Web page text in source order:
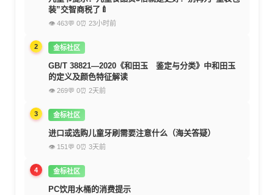
装”交智商税了🍼
👁 463💬 0⏰ 23小时前
2 金标社区
GB/T 38821—2020《和田玉 鉴定与分类》中和田玉
的定义及颜色特征解读
👁 269💬 0⏰ 2天前
3 金标社区
进口或选购儿童牙刷需要注意什么（海关答疑）
👁 151 💬 0⏰ 3天前
4 金标社区
PC饮用水桶的消费提示